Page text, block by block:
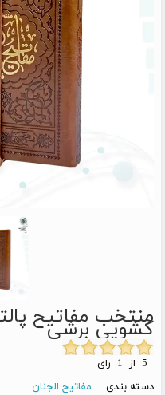
منتخب مفاتیح
کشویی برشی
دسته بندی :
مفاتیح الجنان